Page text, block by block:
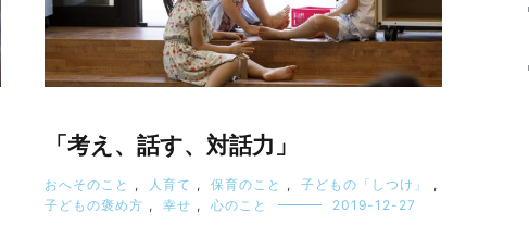
「考え、話す、対話力」
おへそのこと , 人育て , 保育のこと , 子どもの「しつけ」
,
子どもの褒め方 , 幸せ , 心のこと 2019-12-27